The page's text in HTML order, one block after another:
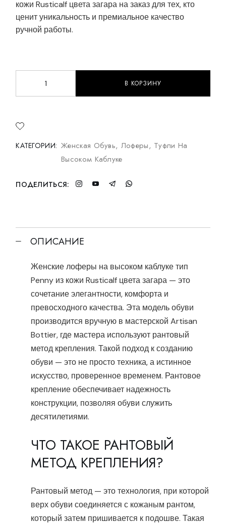
кожи Rusticalf цвета загара на заказ для тех, кто
ценит уникальность и премиальное качество
ручной работы.
Женские лоферы на высоком каблуке тип Penny из
В КОРЗИНУ
КАТЕГОРИИ: Женская Обувь, Лоферы, Туфли На
Высоком Каблуке
ПОДЕЛИТЬСЯ:
ОПИСАНИЕ
Женские лоферы на высоком каблуке тип
Penny из кожи Rusticalf цвета загара — это
сочетание элегантности, комфорта и
превосходного качества. Эта модель обуви
производится вручную в мастерской Artisan
Bottier, где мастера используют рантовый
метод крепления. Такой подход к созданию
обуви — это не просто техника, а истинное
искусство, проверенное временем. Рантовое
крепление обеспечивает надежность
конструкции, позволяя обуви служить
десятилетиями.
ЧТО ТАКОЕ РАНТОВЫЙ
МЕТОД КРЕПЛЕНИЯ?
Рантовый метод — это технология, при которой
верх обуви соединяется с кожаным рантом,
который затем пришивается к подошве. Такая